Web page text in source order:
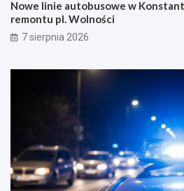
Nowe linie autobusowe w
remontu pl. Wolności
7 sierpnia 2026